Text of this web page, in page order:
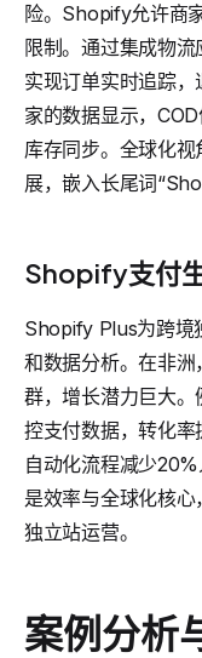
险。Shopify允许商
限制。通过集成物
实现订单实时追踪
家的数据显示，
库存同步。全球化
展，嵌入长尾词
Shopify支付
Shopify Plus为跨境
和数据分析。在非洲
群，增长潜力巨大
控支付数据，转化率
自动化流程减少
是效率与全球化核
独立站运营。
案例分析